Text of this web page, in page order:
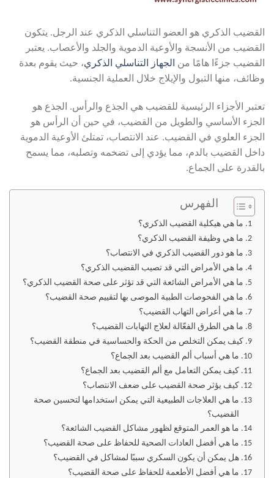
القضيب الذكري هو العضو التناسلي الذكري عند الرجل. يتكون
القضيب من الأنسجة والأوعية الدموية والجلد والأعصاب. يعتبر
القضيب جزءًا هامًا من الجهاز التناسلي الذكري، حيث يقوم بعدة
وظائف، منها التبول والإيلاج خلال العملية الجنسية.
تعتبر الأجزاء الرئيسية للقضيب هي الجذع والرأس. الجذع هو
الجزء الأساسي والطويل من القضيب، في حين أن الرأس هو
الجزء العلوي في القضيب. عند الانتصاب، تمتلئ الأوعية الدموية
داخل القضيب بالدم، مما يؤدي إلى تضخمه وتصلبه، مما يسمح
بالقدرة على الجماع.
الفهرس
ما هي هيكلية القضيب الذكري؟
ما هي وظيفة القضيب الذكري؟
ما هو دور القضيب الذكري في الانتصاب؟
ما هي الأمراض التي قد تصيب القضيب الذكري؟
ما هي الأمراض الشائعة التي قد تؤثر على صحة القضيب الذكري؟
ما هي الفحوصات الطبية الموصى بها لتقييم صحة القضيب؟
ما هي أعراض التهاب القضيب؟
ما هي الطرق الفعّالة لعلاج التهابات القضيب؟
كيف يمكن التخلص من الحكة والحساسية في منطقة القضيب؟
ما هي أسباب ألم القضيب بعد الجماع؟
كيف يمكن التعامل مع ألم القضيب بعد الجماع؟
كيف يؤثر صحة القضيب على ضعف الانتصاب؟
ما هي العلاجات الطبيعية التي يمكن استخدامها لتحسين صحة
القضيب؟
ما هو العمر المتوقع لظهور مشاكل القضيب الشائعة؟
ما هي أفضل العادات الصحية للحفاظ على صحة القضيب؟
هل يمكن أن يكون السكري سببًا لمشاكل في القضيب؟
ما هي أفضل الأطعمة للحفاظ على صحة القضيب؟